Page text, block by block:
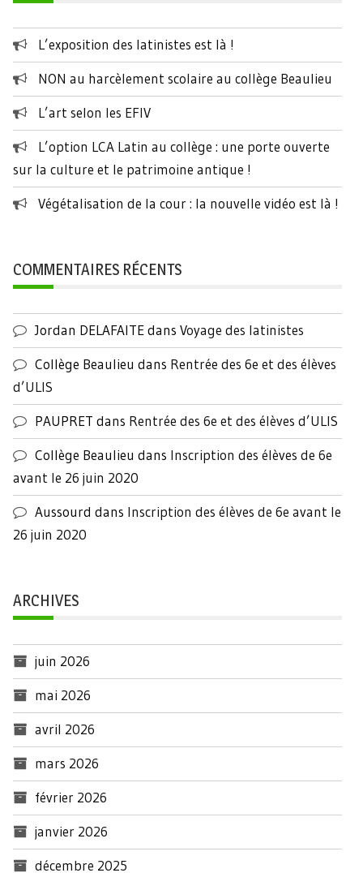
L’exposition des latinistes est là !
NON au harcèlement scolaire au collège Beaulieu
L’art selon les EFIV
L’option LCA Latin au collège : une porte ouverte
sur la culture et le patrimoine antique !
Végétalisation de la cour : la nouvelle vidéo est là !
COMMENTAIRES RÉCENTS
Jordan DELAFAITEdans Voyage des latinistes
Collège Beaulieu dans Rentrée des 6e et des élèves
d’ULIS
PAUPRET dans Rentrée des 6e et des élèves d’ULIS
Collège Beaulieu dans Inscription des élèves de 6e
avant le 26 juin 2020
Aussourd dans Inscription des élèves de 6e avant le
26 juin 2020
ARCHIVES
juin 2026
mai 2026
avril 2026
mars 2026
février 2026
janvier 2026
décembre 2025